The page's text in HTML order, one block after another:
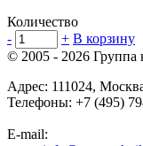
Количество
-
+ В корзину
© 2005 - 2026 Группа
Адрес: 111024,
Телефоны: +7 (495)
E-mail: